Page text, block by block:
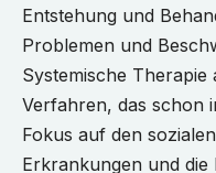
Entstehung und
Problemen und
Systemische
Verfahren, das schon
Fokus auf den
Erkrankungen und